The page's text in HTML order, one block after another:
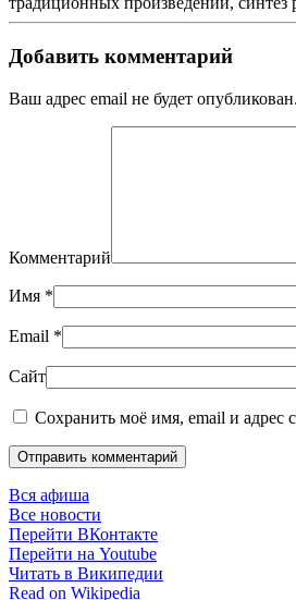
Добавить комментарий
Ваш адрес email не будет
Комментарий
Имя *
Email *
Сайт
Сохранить моё имя, email и адрес
Отправить комментарий
Вся афиша
Все новости
Перейти ВКонтакте
Перейти на Youtube
Читать в Википедии
Read on Wikipedia